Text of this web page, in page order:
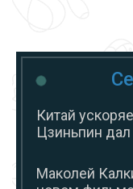
Китай
Цзиньпин
Маколей